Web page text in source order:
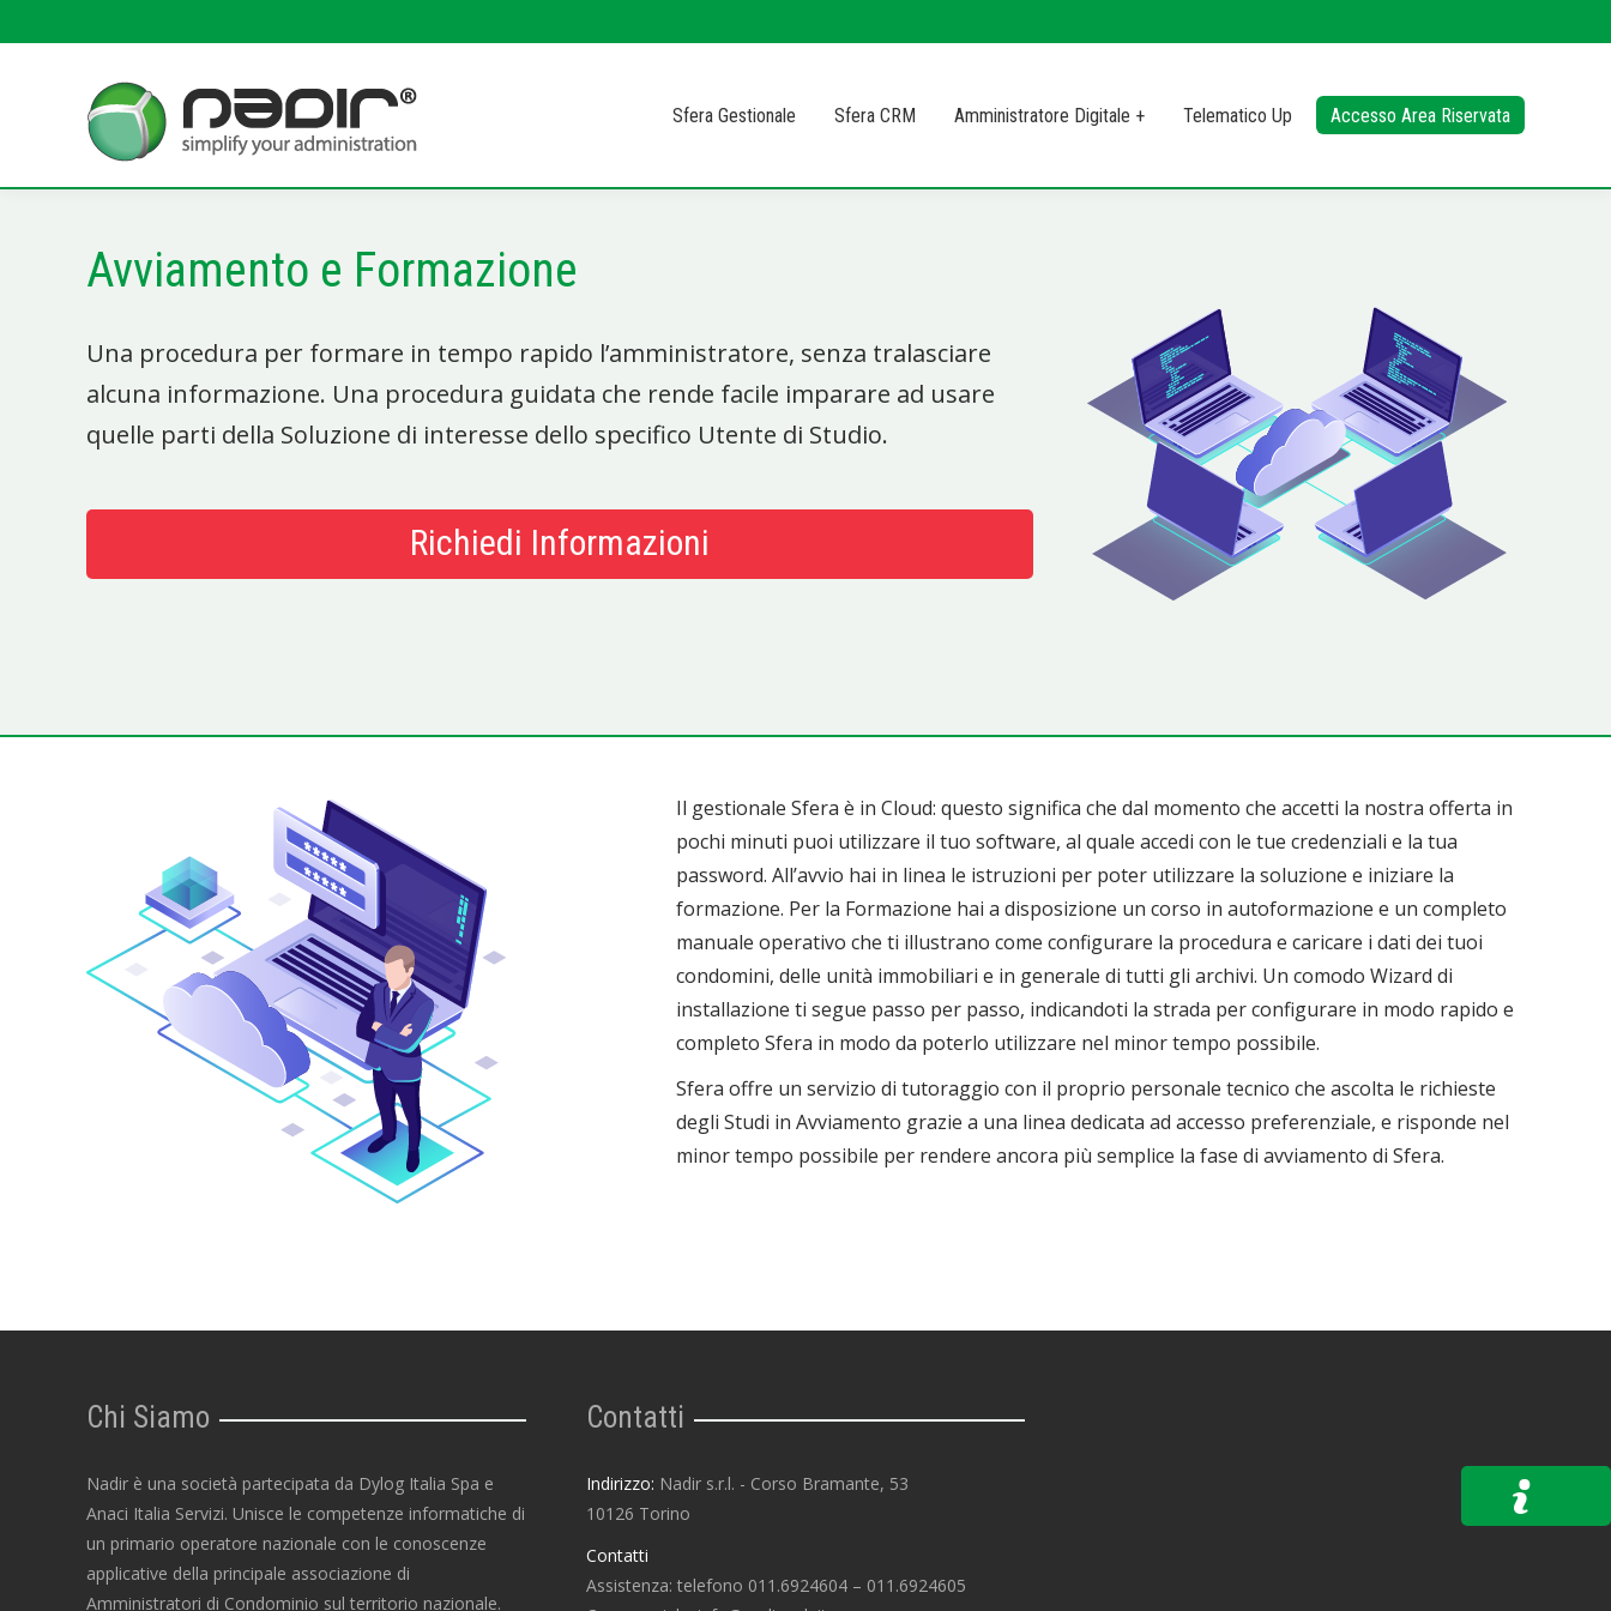
Sfera Gestionale Sfera CRM Amministratore Digitale + Telematico Up Accesso Area Riservata
Avviamento e Formazione
Una procedura per formare in tempo rapido l’amministratore, senza tralasciare
alcuna informazione. Una procedura guidata che rende facile imparare ad usare
quelle parti della Soluzione di interesse dello specifico Utente di Studio.
Richiedi Informazioni
Il gestionale Sfera è in Cloud: questo significa che dal momento che accetti la nostra offerta in
pochi minuti puoi utilizzare il tuo software, al quale accedi con le tue credenziali e la tua
password. All’avvio hai in linea le istruzioni per poter utilizzare la soluzione e iniziare la
formazione. Per la Formazione hai a disposizione un corso in autoformazione e un completo
manuale operativo che ti illustrano come configurare la procedura e caricare i dati dei tuoi
condomini, delle unità immobiliari e in generale di tutti gli archivi. Un comodo Wizard di
installazione ti segue passo per passo, indicandoti la strada per configurare in modo rapido e
completo Sfera in modo da poterlo utilizzare nel minor tempo possibile.
Sfera offre un servizio di tutoraggio con il proprio personale tecnico che ascolta le richieste
degli Studi in Avviamento grazie a una linea dedicata ad accesso preferenziale, e risponde nel
minor tempo possibile per rendere ancora più semplice la fase di avviamento di Sfera.
Chi Siamo
Nadir è una società partecipata da Dylog Italia Spa e
Anaci Italia Servizi. Unisce le competenze informatiche di
un primario operatore nazionale con le conoscenze
applicative della principale associazione di
Amministratori di Condominio sul territorio nazionale.
Contatti
Indirizzo: Nadir s.r.l. - Corso Bramante, 53
10126 Torino
Contatti
Assistenza: telefono 011.6924604 – 011.6924605